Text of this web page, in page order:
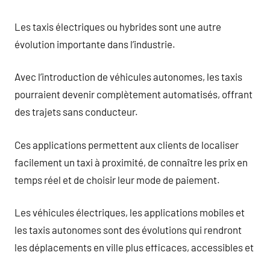
Les taxis électriques ou hybrides sont une autre
évolution importante dans l’industrie.
Avec l’introduction de véhicules autonomes, les taxis
pourraient devenir complètement automatisés, offrant
des trajets sans conducteur.
Ces applications permettent aux clients de localiser
facilement un taxi à proximité, de connaître les prix en
temps réel et de choisir leur mode de paiement.
Les véhicules électriques, les applications mobiles et
les taxis autonomes sont des évolutions qui rendront
les déplacements en ville plus efficaces, accessibles et